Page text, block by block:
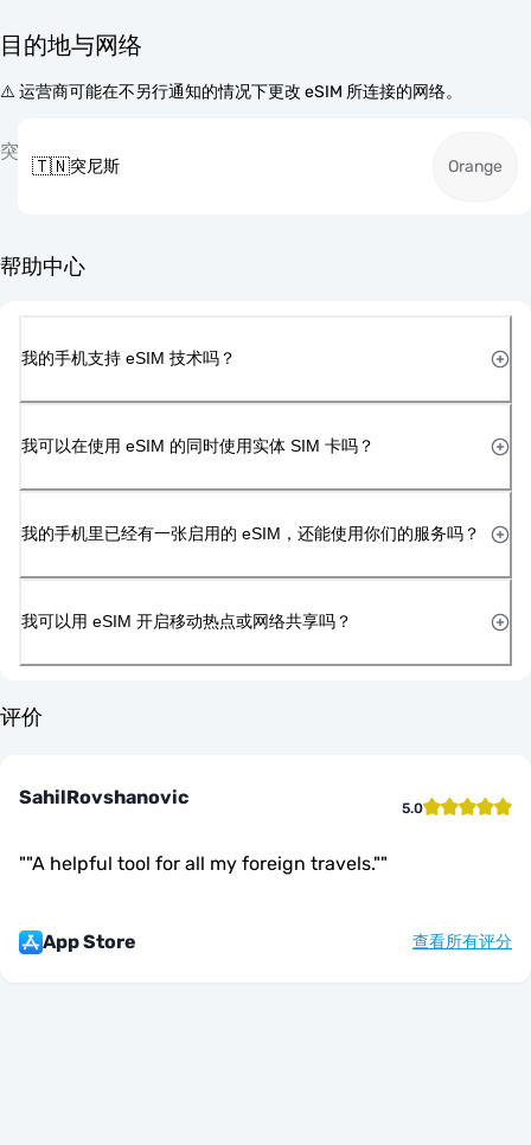
目的地与网络
⚠️ 运营商可能在不另行通知的情况下更改 eSIM 所连接的网络。
突
🇹🇳突尼斯 Orange
帮助中心
我的手机支持 eSIM 技术吗？
我可以在使用 eSIM 的同时使用实体 SIM 卡吗？
我的手机里已经有一张启用的 eSIM，还能使用你们的服务吗？
我可以用 eSIM 开启移动热点或网络共享吗？
评价
SahilRovshanovic 5.0
""A helpful tool for all my foreign travels.""
App Store 查看所有评分